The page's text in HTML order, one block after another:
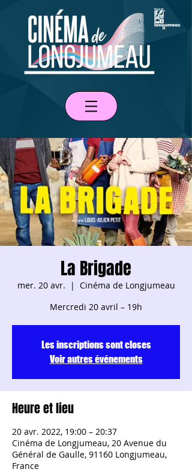
La Brigade
mer. 20 avr.
  |
Cinéma de Longjumeau
Mercredi 20 avril – 19h
Les inscriptions sont closes
Voir autres événements
Heure et lieu
20 avr. 2022, 19:00 – 20:37
Cinéma de Longjumeau, 20 Avenue du
Général de Gaulle, 91160 Longjumeau,
France